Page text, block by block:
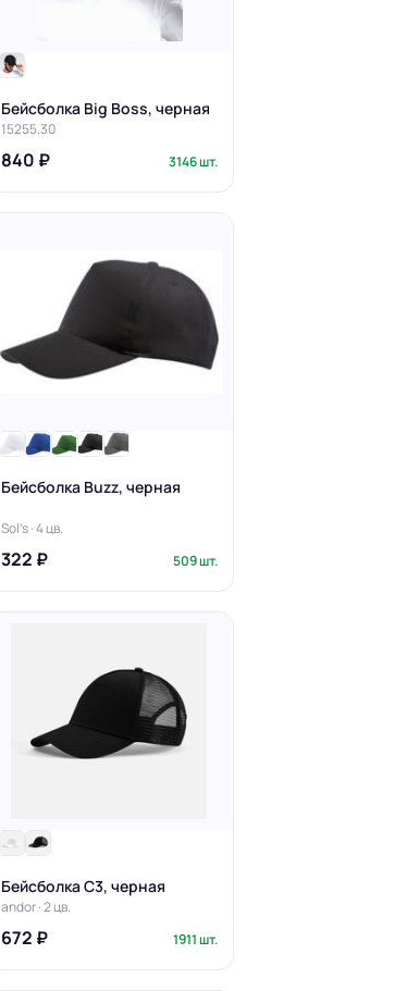
Бейсболка Big Boss, черная
15255.30
840 ₽ 3146 шт.
Бейсболка Buzz, черная
Sol's · 4 цв.
322 ₽ 509 шт.
Бейсболка C3, черная
andor · 2 цв.
672 ₽ 1911 шт.